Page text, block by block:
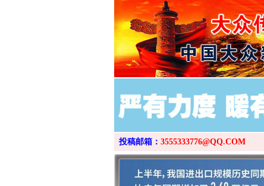
投稿邮箱： 3555333776@QQ.COM